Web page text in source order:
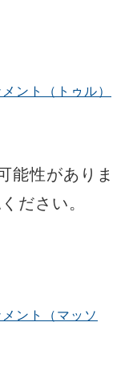
ント（トゥル）
能性がありま
ださい。
ント（マッソ